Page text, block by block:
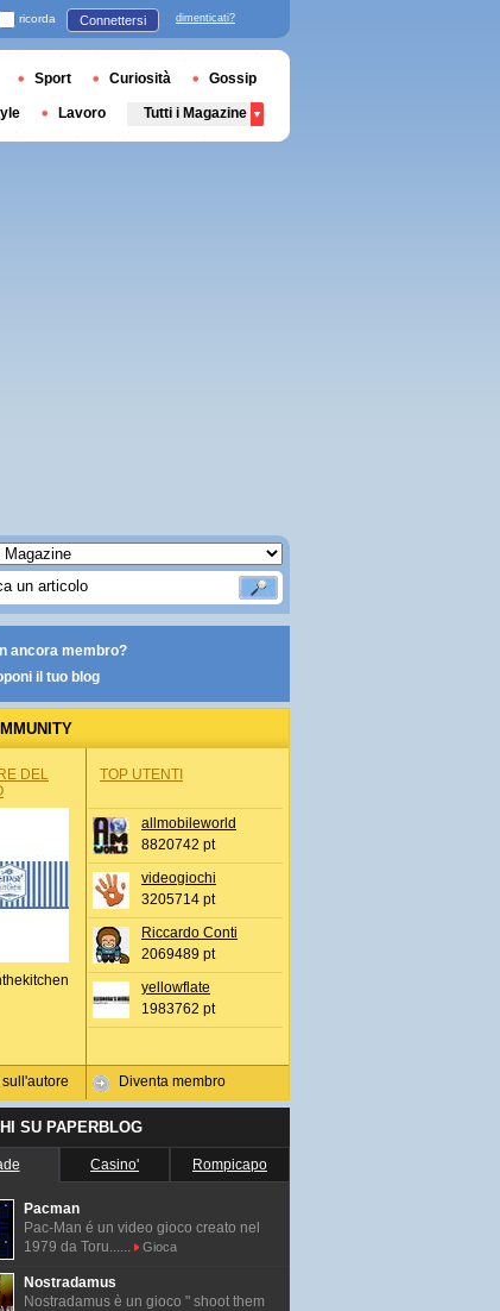
ancora membro?
il tuo blog
DEL
sull'autore
TOP UTENTI
allmobileworld
8820742 pt
videogiochi
3205714 pt
Riccardo Conti
2069489 pt
yellowflate
1983762 pt
Diventa membro
SU PAPERBLOG
Casino' Rompicapo
Pacman
Pac-Man é un video gioco creato nel
1979 da Toru......
Gioca
Nostradamus
Nostradamus è un gioco " shoot them
ricorda Connettersi dimenticati?
Sport Curiosità Gossip
Lavoro Tutti i Magazine